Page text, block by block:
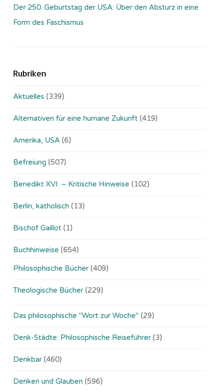
Der 250. Geburtstag der USA: Über den Absturz in eine
Form des Faschismus
Rubriken
Aktuelles (339)
Alternativen für eine humane Zukunft (419)
Amerika, USA (6)
Befreiung (507)
Benedikt XVI. – Kritische Hinweise (102)
Berlin, katholisch (13)
Bischof Gaillot (1)
Buchhinweise (654)
Philosophische Bücher (409)
Theologische Bücher (229)
Das philosophische "Wort zur Woche" (29)
Denk-Städte: Philosophische Reiseführer (3)
Denkbar (460)
Denken und Glauben (596)